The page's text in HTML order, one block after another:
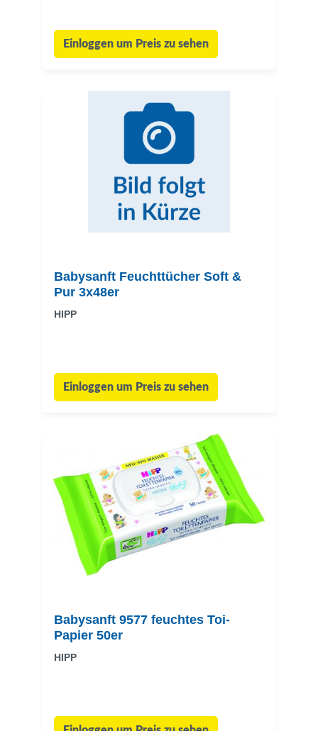
Einloggen um Preis zu sehen
Babysanft Feuchttücher Soft &
Pur 3x48er
HIPP
Einloggen um Preis zu sehen
Babysanft 9577 feuchtes Toi-
Papier 50er
HIPP